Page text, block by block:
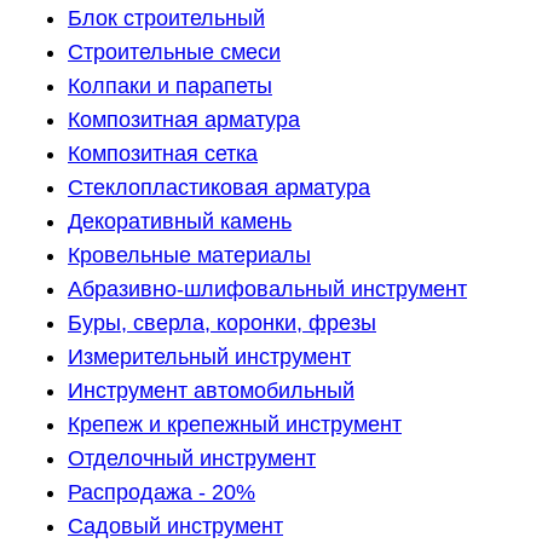
Блок строительный
Строительные смеси
Колпаки и парапеты
Композитная арматура
Композитная сетка
Стеклопластиковая арматура
Декоративный камень
Кровельные материалы
Абразивно-шлифовальный инструмент
Буры, сверла, коронки, фрезы
Измерительный инструмент
Инструмент автомобильный
Крепеж и крепежный инструмент
Отделочный инструмент
Распродажа - 20%
Садовый инструмент